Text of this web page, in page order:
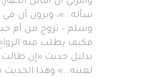
سأله...»، ويرون أن في
وسلم - تزوج من أم
فكيف يطلب منه
بدليل حديث «إن
لعنته...» وهذا